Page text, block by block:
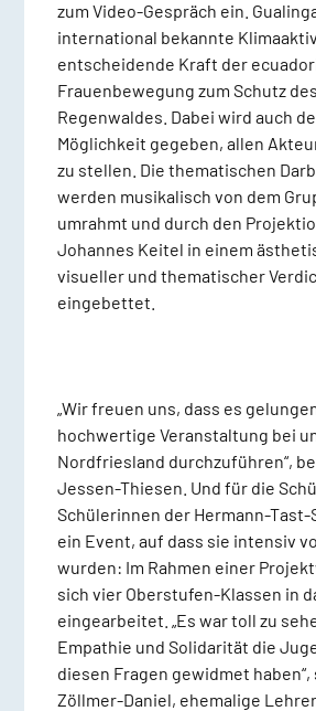
zum Video-Gespräch ein.
international bekannte
entscheidende Kraft der
Frauenbewegung zum Schutz
Regenwaldes. Dabei wird auch
Möglichkeit gegeben, allen
zu stellen. Die thematischen
werden musikalisch von dem
umrahmt und durch den
Johannes Keitel in einem
visueller und thematischer
eingebettet.
„Wir freuen uns, dass es
hochwertige Veranstaltung bei
Nordfriesland durchzuführen“,
Jessen-Thiesen. Und für die
Schülerinnen der Hermann-Tast-
ein Event, auf dass sie intensiv
wurden: Im Rahmen einer
sich vier Oberstufen-Klassen in
eingearbeitet. „Es war toll zu
Empathie und Solidarität die
diesen Fragen gewidmet
Zöllmer-Daniel, ehemalige